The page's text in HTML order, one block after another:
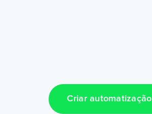
Criar automatização